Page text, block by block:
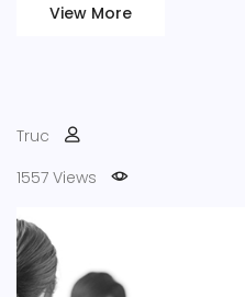
View More
Truc
1557 Views